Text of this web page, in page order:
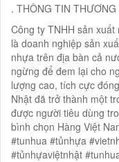
. THÔNG TIN THƯƠNG
Công ty TNHH sản
là doanh nghiệp sản
nhựa trên địa bàn cả
ngừng để đem lại cho
lượng cao, tích cực
Nhật đã trở thành một
được người tiêu dùng
bình chọn Hàng Việt
#tunhua #tủnhựa
#tủnhựaviệtnhật